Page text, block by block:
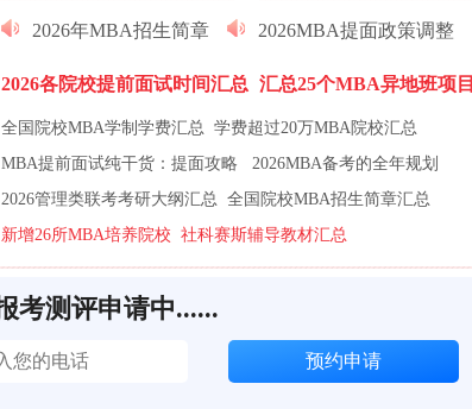
2026年MBA招生简章 2026MBA提面政策调整
2026各院校提前面试时间汇总 汇总25个MBA异地班项目
全国院校MBA学制学费汇总 学费超过20万MBA院校汇总
MBA提前面试纯干货：提面攻略
2026MBA备考的全年规划
2026管理类联考考研大纲汇总 全国院校MBA招生简章汇总
新增26所MBA培养院校 社科赛斯辅导教材汇总
考测评申请中......